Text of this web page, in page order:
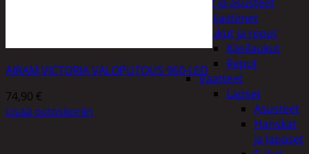
Heijastimet
Laukut ja reput
Käsilaukut
Reput
Vaatteet
Lapset
Asusteet
Hanskat
ja lapaset
AIRAM VICTORIA VALOPUTOUS 960-LED
74,90 €
Lisää ostoskoriin